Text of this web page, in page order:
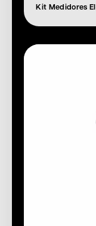
Kit Medidores